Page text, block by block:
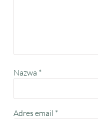
Nazwa *
Adres email *